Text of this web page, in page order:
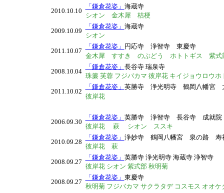
2010.10.10
「鎌倉花姿」 海蔵寺
シオン 金木犀 桔梗
2009.10.09
「鎌倉花姿」 海蔵寺
シオン
2011.10.07
「鎌倉花姿」 円応寺 浄智寺 東慶寺
金木犀
すすき のぶどう ホトトギス 紫式
2008.10.04
「鎌倉花姿」 長谷寺 瑞泉寺
珠簾 芙蓉 フジバカマ 彼岸花 キイジョウロウ
2011.10.02
「鎌倉花姿」 英勝寺浄光明寺 鶴岡八幡宮
彼岸花
2006.09.30
「鎌倉花姿」 英勝寺 浄智寺 長谷寺 成就
彼岸花 萩 シオン
ススキ
2010.09.28
「鎌倉花姿」 浄妙寺 鶴岡八幡宮 泉の路
彼岸花 萩
2008.09.27
「鎌倉花姿」 英勝寺 浄光明寺 海蔵寺 浄智寺
彼岸花 シオン 紫式部 秋明菊
2008.09.27
「鎌倉花姿」 東慶寺
秋明菊 フジバカマ サクラタデ コスモス オオケ